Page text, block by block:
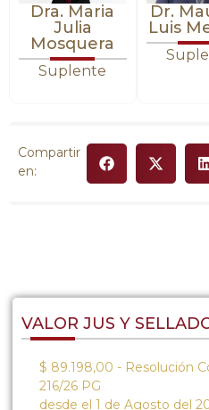
Dra. Maria
Julia
Mosquera
Suplente
Dr.
Luis
Compartir
en:
VALOR JUS Y
$ 89.198,00 - Resolución
216/26 PG
desde el 1 de Agosto del